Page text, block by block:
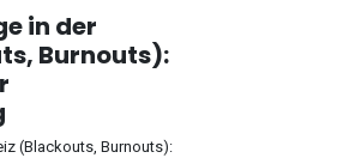
in der
Burnouts):
(Blackouts, Burnouts):